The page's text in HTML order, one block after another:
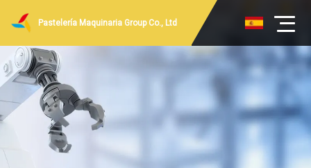
Pastelería Maquinaria Group Co., Ltd